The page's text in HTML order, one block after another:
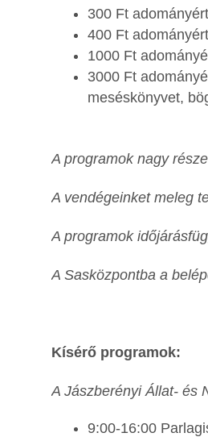
300 Ft
400 Ft
1000 Ft
3000 Ft
meséskönyvet,
A programok nagy
A vendégeinket meleg
A programok
A Sasközpontba a
Kísérő programok:
A Jászberényi Állat- és
9:00-16:00